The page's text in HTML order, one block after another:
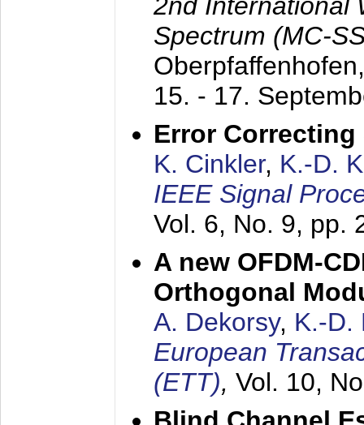
Spectrum (MC-
15. - 17.
Error
K. Cinkler, K.-D.
IEEE Signal
Vol. 6, No. 9, pp.
A new OFDM-
Orthogonal
A. Dekorsy, K.-D.
European
(ETT), Vol. 10,